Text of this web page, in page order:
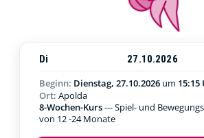
Di 27.10.2026
Beginn: Dienstag, 27.10.2026 um 15:15
Ort: Apolda
8-Wochen-Kurs--- Spiel- und
von 12 -24 Monate